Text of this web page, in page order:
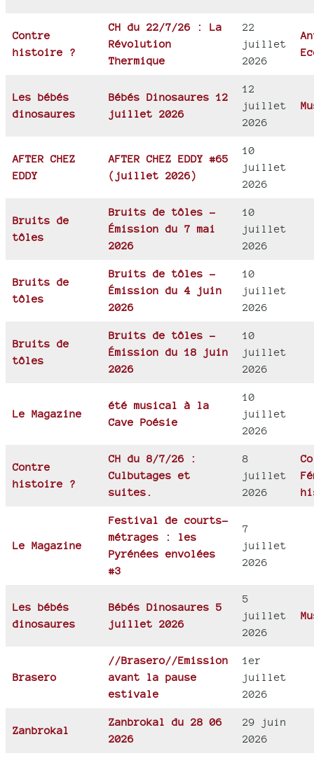
Contre
histoire ?
CH du 22/7/26 : La
Révolution
Thermique
22
juillet
2026
Les bébés
dinosaures
Bébés Dinosaures 12
juillet 2026
12
juillet
2026
AFTER CHEZ
EDDY
AFTER CHEZ EDDY #65
(juillet 2026)
10
juillet
2026
Bruits de
tôles
Bruits de tôles -
Émission du 7 mai
2026
10
juillet
2026
Bruits de
tôles
Bruits de tôles -
Émission du 4 juin
2026
10
juillet
2026
Bruits de
tôles
Bruits de tôles -
Émission du 18 juin
2026
10
juillet
2026
Le Magazine
été musical à la
Cave Poésie
10
juillet
2026
Contre
histoire ?
CH du 8/7/26 :
Culbutages et
suites.
8
juillet
2026
Le Magazine
Festival de courts-
métrages : les
Pyrénées envolées
#3
7
juillet
2026
Les bébés
dinosaures
Bébés Dinosaures 5
juillet 2026
5
juillet
2026
Brasero
//Brasero//Emission
avant la pause
estivale
1er
juillet
2026
Zanbrokal
Zanbrokal du 28 06
2026
29 juin
2026